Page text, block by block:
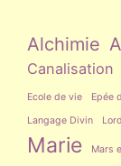
Alchimie
Canalisation
Ecole de vie Epée
Langage Divin
Marie Mars